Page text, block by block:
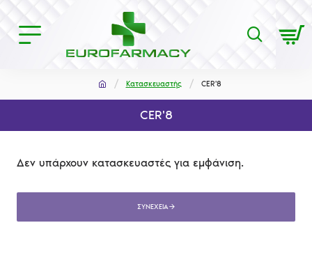
Κατασκευαστής CER'8
CER'8
Δεν υπάρχουν κατασκευαστές για εμφάνιση.
ΣΥΝΈΧΕΙΑ